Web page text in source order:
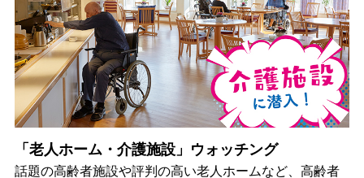
「老人ホーム・介護施設」ウォッチング
話題の高齢者施設や評判の高い老人ホームなど、高齢者